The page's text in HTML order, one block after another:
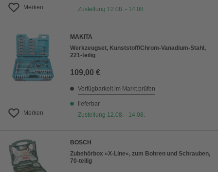
Merken
Zustellung 12.08. - 14.08.
Merken
MAKITA
Werkzeugset, Kunststoff/Chrom-Vanadium-Stahl,
221-teilig
109,00 €
Verfügbarkeit im Markt prüfen
lieferbar
Zustellung 12.08. - 14.08.
BOSCH
Zubehörbox »X-Line«, zum Bohren und Schrauben,
70-teilig